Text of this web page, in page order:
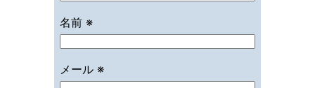
名前 ※
メール ※